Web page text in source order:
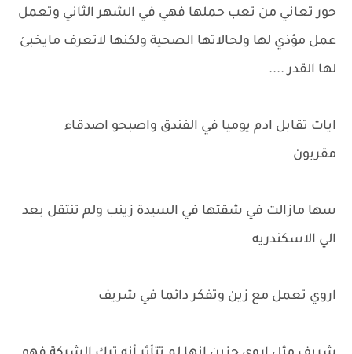
حور تعاني من تعب حملها فهي في الشهر الثاني وتعمل
عمل مؤذي لها ولحالاتها الصحية ولكنها لاتعرف مايخبئ
لها القدر ....
ايات تقابل ادم يوميا في الفندق واصبحو اصدقاء
مقربون
سها مازالت في شقتها في السيدة زينب ولم تنتقل بعد
الي الاسكندريه
اروي تعمل مع زين وتفكر دائما في شريف